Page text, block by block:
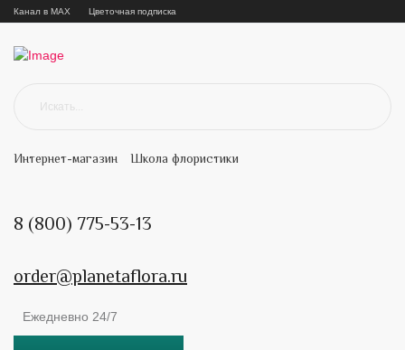
Канал в MAX Цветочная подписка
Интернет-магазин Школа флористики
8 (800) 775-53-13
order@planetaflora.ru
Ежедневно 24/7